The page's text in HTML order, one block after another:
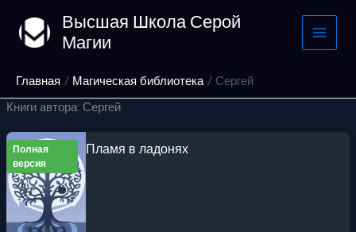
содержимому
Высшая Школа Серой
Магии
Главная Магическая библиотека
Сергей
Книги автора: Сергей
Полная
версия
Пламя в ладонях